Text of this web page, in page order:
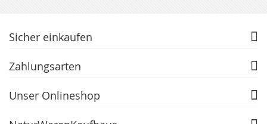
Sicher einkaufen
Zahlungsarten
Unser Onlineshop